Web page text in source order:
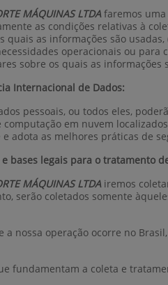
MÁQUINAS LTDAfaremos
as condições relativas à
quais as informações são
operacionais ou
sobre os quais as
Internacional de Dados:
pessoais, ou todos eles,
em nuvem
e adota as melhores práticas de
bases legais para o tratamento
MÁQUINAS LTDA iremos
serão coletados somente
a nossa operação ocorre no
fundamentam a coleta e